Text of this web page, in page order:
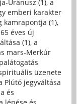
Uránusz (1), a
emberi karakter
kamrapontja (1),
éves új
(1), a
mars-Merkúr
üzenete
Plútó jegyváltása
és